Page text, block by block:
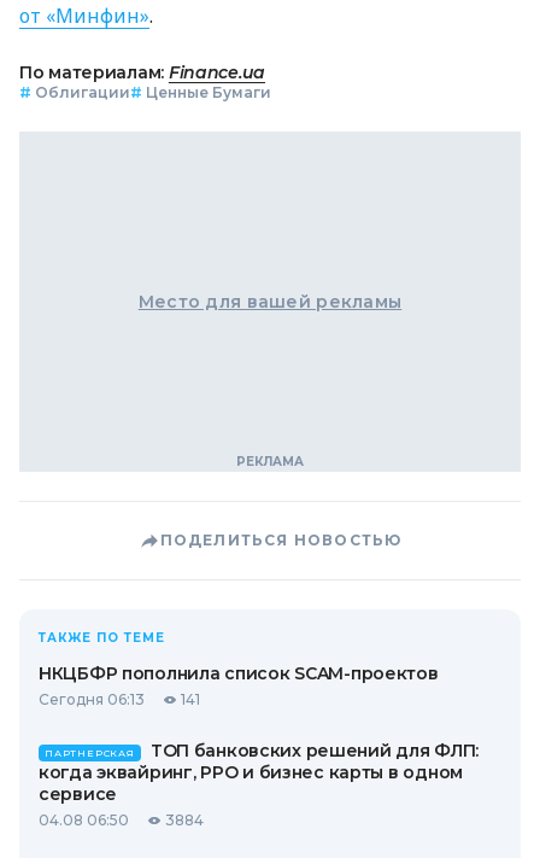
от «Минфин».
По материалам: Finance.ua
# Облигации# Ценные Бумаги
Место для вашей рекламы
ПОДЕЛИТЬСЯ НОВОСТЬЮ
ТАКЖЕ ПО ТЕМЕ
НКЦБФР пополнила список SCAM-проектов
Сегодня 06:13 141
ПАРТНЕРСКАЯ
ТОП банковских решений для ФЛП:
когда эквайринг, РРО и бизнес карты в одном
сервисе
04.08 06:50 3884